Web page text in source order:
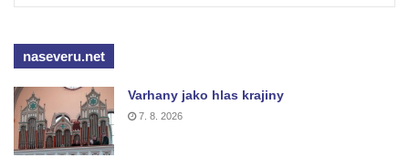
Na Sadech v Českých Budějovicích
Pomník Přemysla Otakara II. v parku Na
Sadech v Českých Budějovicích
Socha Mateřství v parku Na Sadech v
Českých Budějovicích
naseveru.net
Varhany jako hlas krajiny
7. 8. 2026